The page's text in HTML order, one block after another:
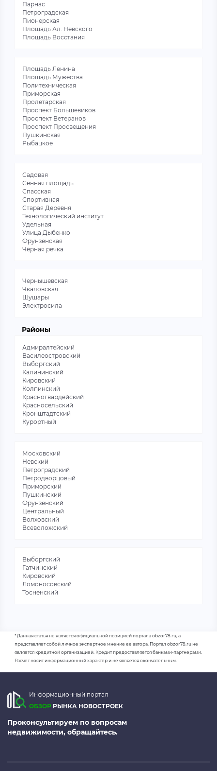
Парнас
Петроградская
Пионерская
Площадь Ал. Невского
Площадь Восстания
Площадь Ленина
Площадь Мужества
Политехническая
Приморская
Пролетарская
Проспект Большевиков
Проспект Ветеранов
Проспект Просвещения
Пушкинская
Рыбацкое
Садовая
Сенная площадь
Спасская
Спортивная
Старая Деревня
Технологический институт
Удельная
Улица Дыбенко
Фрунзенская
Чёрная речка
Чернышевская
Чкаловская
Шушары
Электросила
Районы
Адмиралтейский
Василеостровский
Выборгский
Калининский
Кировский
Колпинский
Красногвардейский
Красносельский
Кронштадтский
Курортный
Московский
Невский
Петроградский
Петродворцовый
Приморский
Пушкинский
Фрунзенский
Центральный
Волховский
Всеволожский
Выборгский
Гатчинский
Кировский
Ломоносовский
Тосненский
* Данная статья не является официальной позицией портала obzor78.ru, а
представляет собой личное экспертное мнение ее автора. Портал obzor78.ru не
является кредитной организацией. Кредит предоставляется банками-партнерами.
Расчет носит информационный характер и не является окончательным.
Информационный портал
ОБЗОР РЫНКА НОВОСТРОЕК
Проконсультируем по вопросам
недвижимости, обращайтесь.